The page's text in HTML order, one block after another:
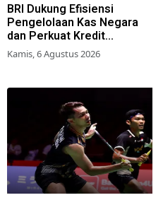
BRI Dukung Efisiensi
Pengelolaan Kas Negara
dan Perkuat Kredit
Berkualitas demi Dongkrak
Sektor Riil
Kamis, 6 Agustus 2026